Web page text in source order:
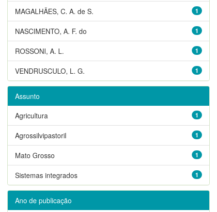
1
MAGALHÃES, C. A. de S.
1
NASCIMENTO, A. F. do
1
ROSSONI, A. L.
1
VENDRUSCULO, L. G.
Assunto
1
Agricultura
1
Agrossilvipastoril
1
Mato Grosso
1
Sistemas integrados
Ano de publicação